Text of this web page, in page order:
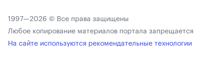
1997—2026 © Все права защищены
Любое копирование материалов портала запрещается
На сайте используются рекомендательные технологии